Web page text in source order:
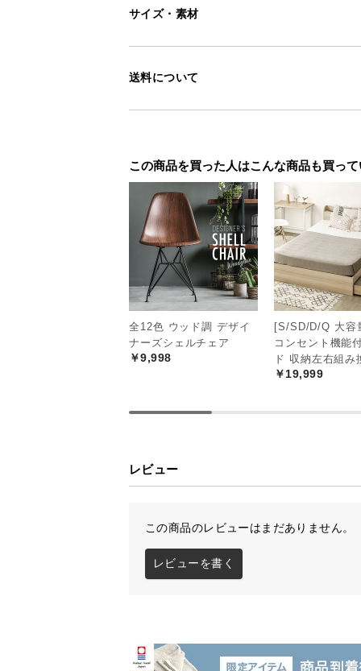
コンパクトなの
自由度の高いワ
サイズ・素材
送料について
この商品を買った人はこんな商品も買っ
全12色 ウッド調 デザイ
ナーズシェルチェア
￥9,998
[S/SD/D/Q 大容
コンセント機能
ド 収納左右組み
￥19,999
レビュー
この商品のレビューはまだありません。
レビューを書く